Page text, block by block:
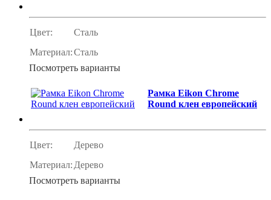
Цвет:
Сталь
Материал:Сталь
Посмотреть варианты
Рамка Eikon Chrome
Round клен европейский
Цвет:
Дерево
Материал: Дерево
Посмотреть варианты